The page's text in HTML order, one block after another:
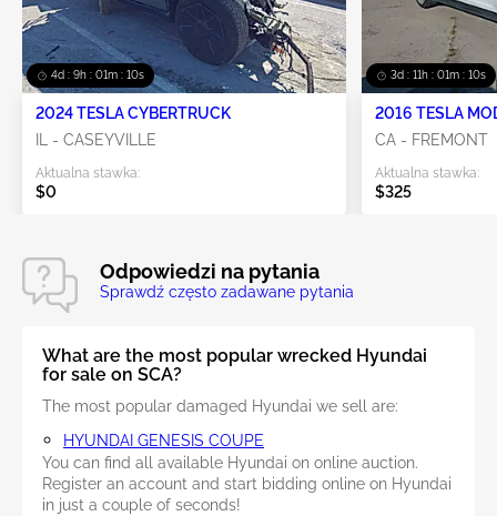
4d : 9h : 01m : 08s
2024 TESLA CYBERTRUCK
IL - CASEYVILLE
Aktualna stawka:
$0
3d : 11h : 01m : 08s
2016 TESLA
CA - FREMONT
Aktualna stawka:
$325
Odpowiedzi na pytania
Sprawdź często zadawane pytania
What are the most popular wrecked Hyundai
for sale on SCA?
The most popular damaged Hyundai we sell are:
HYUNDAI GENESIS COUPE
You can find all available Hyundai on online auction.
Register an account and start bidding online on Hyundai
in just a couple of seconds!